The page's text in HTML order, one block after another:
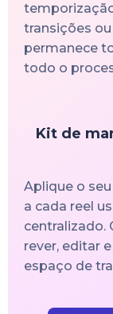
transições
permanece
todo o
Kit de
Aplique o
a cada reel
centralizado.
rever, editar
espaço de